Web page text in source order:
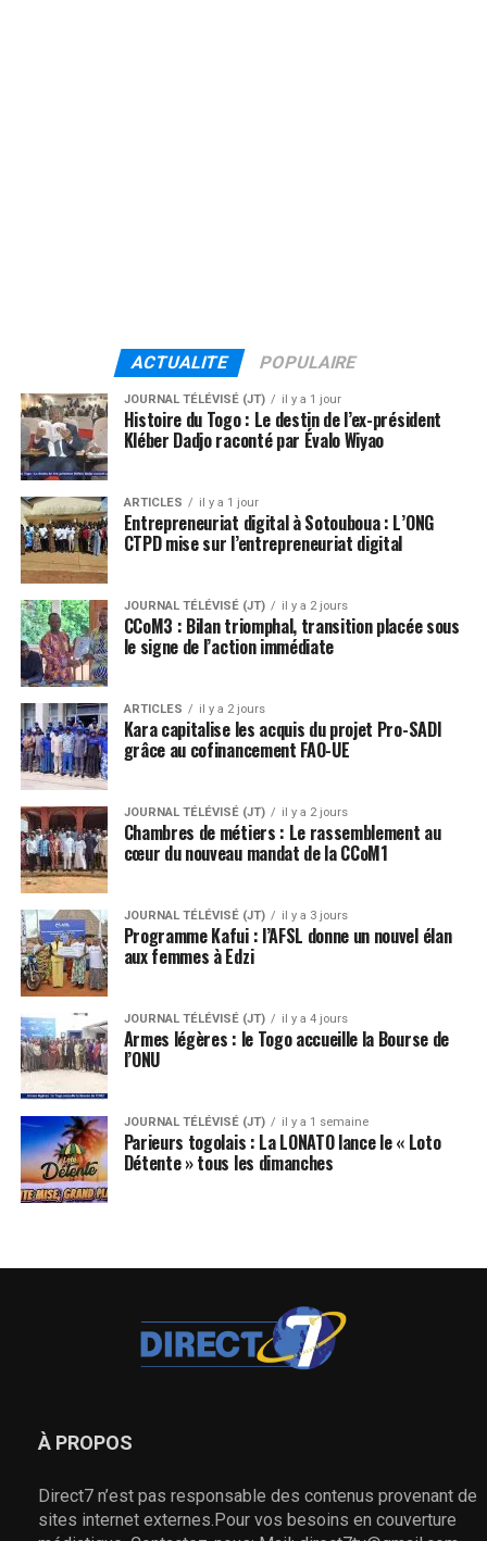
ACTUALITE POPULAIRE
JOURNAL TÉLÉVISÉ (JT) il y a 1 jour
Histoire du Togo : Le destin de l’ex-président
Kléber Dadjo raconté par Évalo Wiyao
ARTICLES il y a 1 jour
Entrepreneuriat digital à Sotouboua : L’ONG
CTPD mise sur l’entrepreneuriat digital
JOURNAL TÉLÉVISÉ (JT) il y a 2 jours
CCoM3 : Bilan triomphal, transition placée sous
le signe de l’action immédiate
ARTICLES il y a 2 jours
Kara capitalise les acquis du projet Pro-SADI
grâce au cofinancement FAO-UE
JOURNAL TÉLÉVISÉ (JT) il y a 2 jours
Chambres de métiers : Le rassemblement au
cœur du nouveau mandat de la CCoM1
JOURNAL TÉLÉVISÉ (JT) il y a 3 jours
Programme Kafui : l’AFSL donne un nouvel élan
aux femmes à Edzi
JOURNAL TÉLÉVISÉ (JT) il y a 4 jours
Armes légères : le Togo accueille la Bourse de
l’ONU
JOURNAL TÉLÉVISÉ (JT) il y a 1 semaine
Parieurs togolais : La LONATO lance le « Loto
Détente » tous les dimanches
À PROPOS
Direct7 n’est pas responsable des contenus provenant de
sites internet externes.Pour vos besoins en couverture